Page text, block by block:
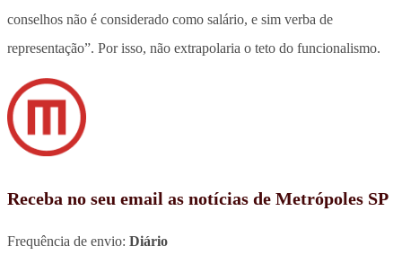
conselhos não é considerado como salário, e sim verba de
representação”. Por isso, não extrapolaria o teto do funcionalismo.
Receba no seu email as notícias de Metrópoles SP
Frequência de envio: Diário